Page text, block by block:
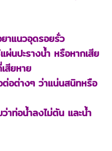
าแนวอุดรอยรั่ว
นปะรางน้ำ หรือหากเสีย
สียหาย
อต่างๆ ว่าแน่นสนิทหรือ
าท่อน้ำลงไม่ตัน และน้ำ